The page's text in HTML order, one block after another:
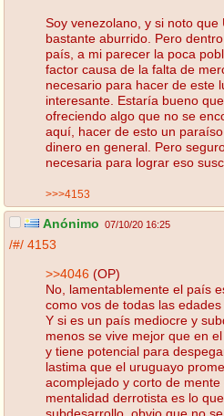
Soy venezolano, y si noto que
bastante aburrido. Pero
país, a mi parecer la poca
factor causa de la falta de
necesario para hacer de este
interesante. Estaría bueno
ofreciendo algo que no se
aquí, hacer de esto un
dinero en general. Pero
necesaria para lograr eso
>>>4153
Anónimo 07/10/20 16:25
/#/ 4153
>>4046 (OP)
No, lamentablemente el país
como vos de todas las edades
Y si es un país mediocre y
menos se vive mejor que en
y tiene potencial para
lastima que el uruguayo
acomplejado y corto de
mentalidad derrotista es lo